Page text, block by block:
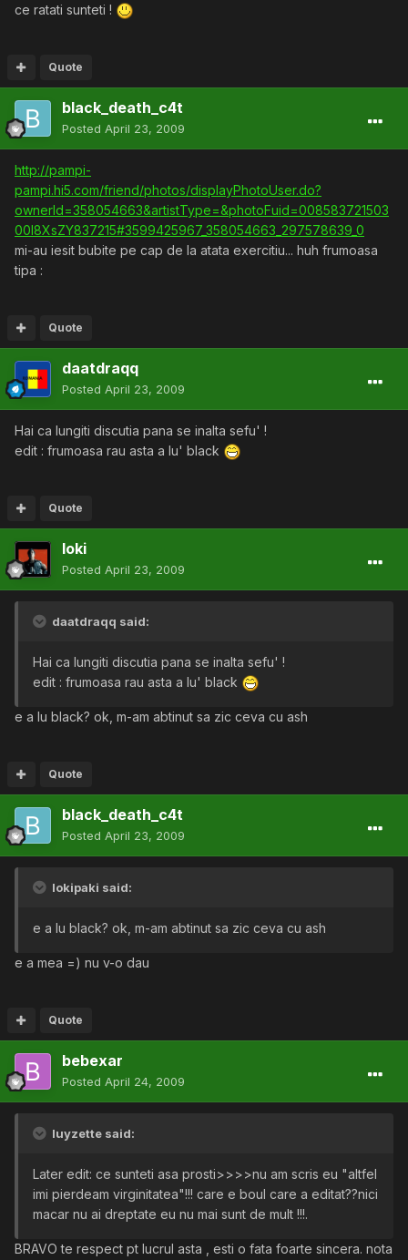
ce ratati sunteti !
Quote
black_death_c4t
Posted April 23, 2009
http://pampi-
pampi.hi5.com/friend/photos/displayPhotoUser.do?
ownerId=358054663&artistType=&photoFuid=008583721503
00l8XsZY837215#3599425967_358054663_297578639_0
mi-au iesit bubite pe cap de la atata exercitiu... huh frumoasa
tipa :
Quote
daatdraqq
Posted April 23, 2009
Hai ca lungiti discutia pana se inalta sefu' !
edit : frumoasa rau asta a lu' black
Quote
loki
Posted April 23, 2009
daatdraqq said:
Hai ca lungiti discutia pana se inalta sefu' !
edit : frumoasa rau asta a lu' black
e a lu black? ok, m-am abtinut sa zic ceva cu ash
Quote
black_death_c4t
Posted April 23, 2009
lokipaki said:
e a lu black? ok, m-am abtinut sa zic ceva cu ash
e a mea =) nu v-o dau
Quote
bebexar
Posted April 24, 2009
luyzette said:
Later edit: ce sunteti asa prosti>>>>nu am scris eu "altfel
imi pierdeam virginitatea"!!! care e boul care a editat??nici
macar nu ai dreptate eu nu mai sunt de mult !!!.
BRAVO te respect pt lucrul asta , esti o fata foarte sincera. nota